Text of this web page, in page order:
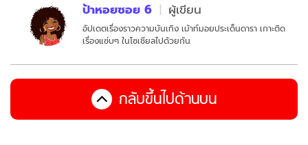
ป้าหอยซอย 6 ผู้เขียน
อัปเดตเรื่องราวความบันเทิง เม้าท์มอยประเด็นดารา เกาะติด
เรื่องแซ่บๆ ในโซเชียลไปด้วยกัน
กลับขึ้นไปด้านบน